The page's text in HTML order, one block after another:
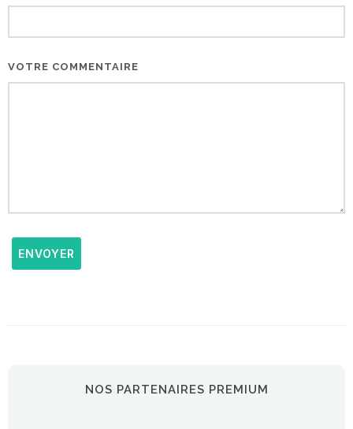
VOTRE COMMENTAIRE
ENVOYER
NOS PARTENAIRES PREMIUM